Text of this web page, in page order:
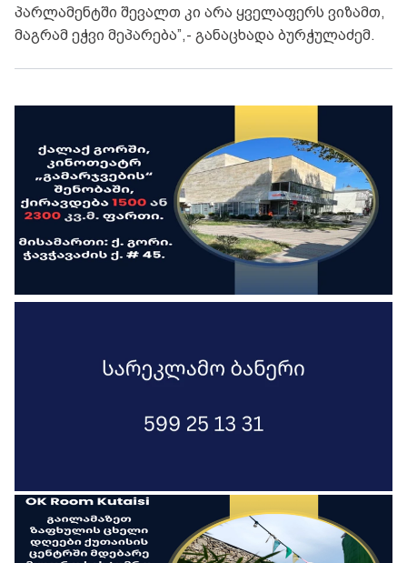
პარლამენტში შევალთ კი არა ყველაფერს ვიზამთ,
მაგრამ ეჭვი მეპარება”,- განაცხადა ბურჭულაძემ.